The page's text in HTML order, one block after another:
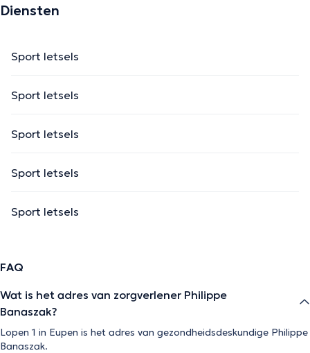
Diensten
Sport letsels
Sport letsels
Sport letsels
Sport letsels
Sport letsels
FAQ
Wat is het adres van zorgverlener Philippe
Banaszak?
Lopen 1 in Eupen is het adres van gezondheidsdeskundige Philippe
Banaszak.